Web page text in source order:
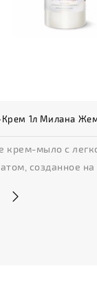
1л Милана
мыло с
созданное на